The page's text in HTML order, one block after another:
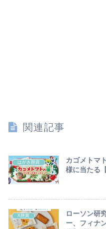
関連記事
はがき懸賞
カゴメトマ
様に当たる
X懸賞
ローソン研
ー、フィナ